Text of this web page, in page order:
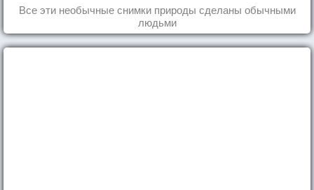
Все эти необычные снимки природы сделаны обычными
людьми